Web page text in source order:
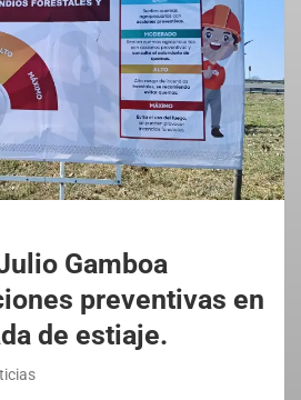
Gamboa
preventivas en
de estiaje.